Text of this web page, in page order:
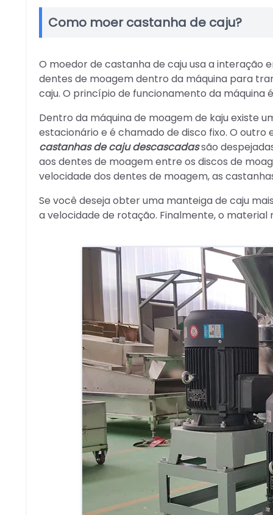
Como moer castanha de caju?
O moedor de castanha de caju usa a interação
dentes de moagem dentro da máquina para
caju. O princípio de funcionamento da máquina
Dentro da máquina de moagem de kaju existe
estacionário e é chamado de disco fixo. O
castanhas de caju descascadassão
aos dentes de moagem entre os discos de
velocidade dos dentes de moagem, as
Se você deseja obter uma manteiga de caju
a velocidade de rotação. Finalmente, o